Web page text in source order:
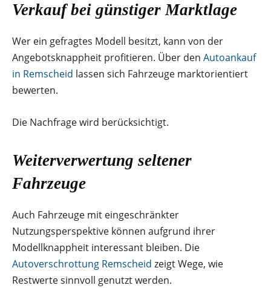
Verkauf bei günstiger Marktlage
Wer ein gefragtes Modell besitzt, kann von der
Angebotsknappheit profitieren. Über den Autoankauf
in Remscheid lassen sich Fahrzeuge marktorientiert
bewerten.
Die Nachfrage wird berücksichtigt.
Weiterverwertung seltener
Fahrzeuge
Auch Fahrzeuge mit eingeschränkter
Nutzungsperspektive können aufgrund ihrer
Modellknappheit interessant bleiben. Die
Autoverschrottung Remscheid zeigt Wege, wie
Restwerte sinnvoll genutzt werden.